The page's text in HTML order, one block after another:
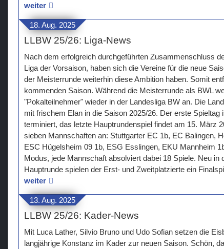
weiter
18. Aug. 2025
LLBW 25/26: Liga-News
Nach dem erfolgreich durchgeführten Zusammenschluss
Liga der Vorsaison, haben sich die Vereine für die neue
der Meisterrunde weiterhin diese Ambition haben. Somit
kommenden Saison. Während die Meisterrunde als BWL
"Pokalteilnehmer" wieder in der Landesliga BW an. Die
mit frischem Elan in die Saison 2025/26. Der erste Spieltag
terminiert, das letzte Hauptrundenspiel findet am 15. März
sieben Mannschaften an: Stuttgarter EC 1b, EC Balingen,
ESC Hügelsheim 09 1b, ESG Esslingen, EKU Mannheim
Modus, jede Mannschaft absolviert dabei 18 Spiele. Neu
Hauptrunde spielen der Erst- und Zweitplatzierte ein
weiter
13. Aug. 2025
LLBW 25/26: Kader-News
Mit Luca Lather, Silvio Bruno und Udo Sofian setzen die
langjährige Konstanz im Kader zur neuen Saison. Schön,